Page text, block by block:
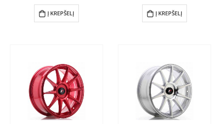
Į KREPŠELĮ Į KREPŠELĮ